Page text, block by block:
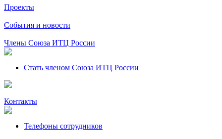
Проекты
События и новости
Члены Союза ИТЦ России
Стать членом Союза ИТЦ России
Контакты
Телефоны сотрудников